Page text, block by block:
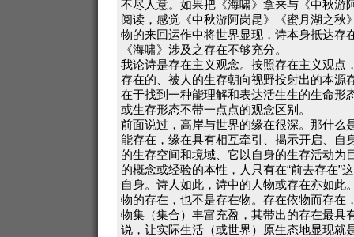
不尽人意。如果把《海啸》拿来与《中秋游
阅读，感觉《中秋游阿岗昆》《蜜月湖之秋
物的来回运作中将世界显现，诗本身抵达存
《海啸》涉及之存在不够充分。
我论诗是存在主义观念。按照存在主义观点
存在的、被人的生存朝向视野投射出的本源
在于找到一种能理解和表达活生生的生命形
或生存形态不带一点点的观念区别。
前面说过，高岸与世界的缘在很深。那什么
能存在，缘在具有相互牵引、揭示开启、自
的生存空间和境域、它以自身的生存活动为
的概念或经验的本性，人只有在“前去存在”
自身。诗人如此，诗中的人物或存在亦如此
物的存在，也不是存在物。存在依物而存在
物集（集合）丰富充盈，其带出的存在最具
说，让实际生活（或世界）原生态地显现就